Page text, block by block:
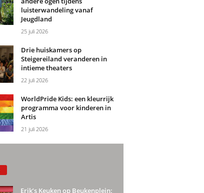
luisterwandeling vanaf
Jeugdland
25 juli 2026
Drie huiskamers op
Steigereiland veranderen in
intieme theaters
22 juli 2026
WorldPride Kids: een kleurrijk
programma voor kinderen in
Artis
21 juli 2026
Erik’s Keuken op Beukenplein: